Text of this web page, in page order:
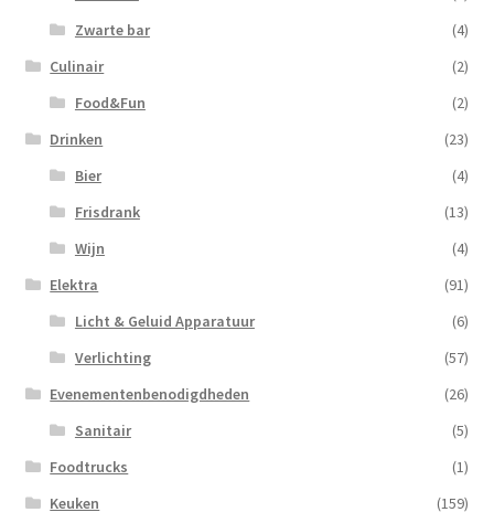
Zwarte bar
(4)
Culinair
(2)
Food&Fun
(2)
Drinken
(23)
Bier
(4)
Frisdrank
(13)
Wijn
(4)
Elektra
(91)
Licht & Geluid Apparatuur
(6)
Verlichting
(57)
Evenementenbenodigdheden
(26)
Sanitair
(5)
Foodtrucks
(1)
Keuken
(159)